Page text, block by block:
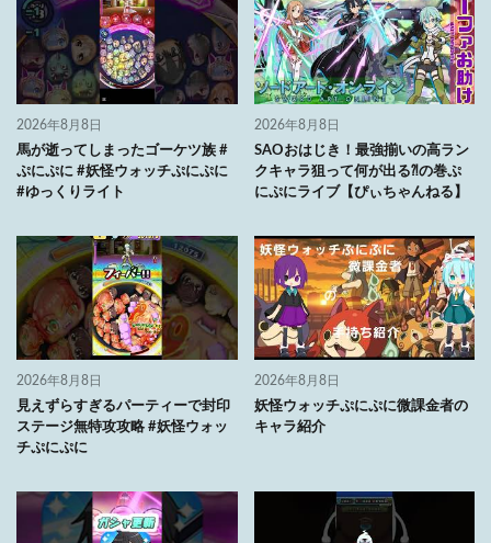
2026年8月8日
馬が逝ってしまったゴーケツ族 #
ぷにぷに #妖怪ウォッチぷにぷに
#ゆっくりライト
2026年8月8日
SAOおはじき！最強揃いの高ラン
クキャラ狙って何が出る⁈の巻ぷ
にぷにライブ【ぴぃちゃんねる】
2026年8月8日
見えずらすぎるパーティーで封印
ステージ無特攻攻略 #妖怪ウォッ
チぷにぷに
2026年8月8日
妖怪ウォッチぷにぷに微課金者の
キャラ紹介